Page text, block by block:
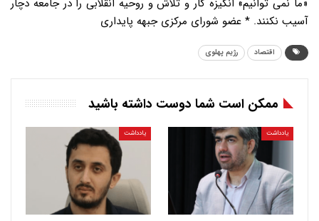
«ما نمی توانیم» انگیزه کار و تلاش و روحیه انقلابی را در جامعه دچار
آسیب نکنند. * عضو شورای مرکزی جبهه پایداری
اقتصاد رژیم پهلوی
ممکن است شما دوست داشته باشید
یادداشت یادداشت